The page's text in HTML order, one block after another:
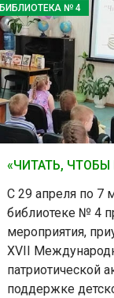
БИБЛИОТЕКА № 4
«ЧИТАТЬ,
С 29 апреля по 7
библиотеке № 4
мероприятия,
XVII
патриотической
поддержке